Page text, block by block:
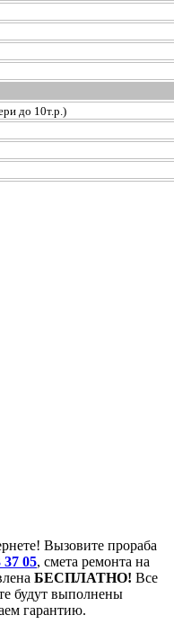
до 10т.р.)
Вызовите прораба
37 05, смета ремонта на
БЕСПЛАТНО! Все
будут выполнены
гарантию.